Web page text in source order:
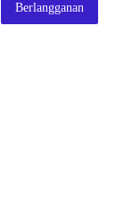
Berlangganan